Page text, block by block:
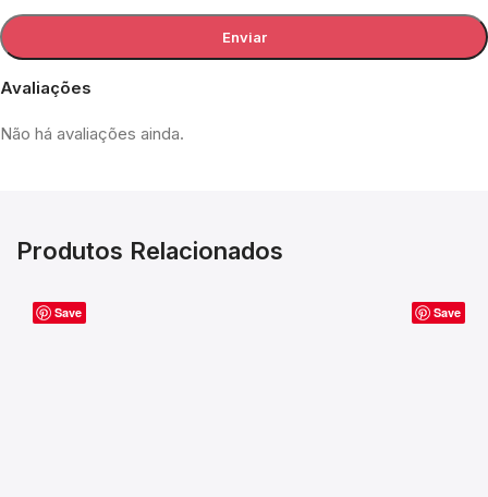
Avaliações
Não há avaliações ainda.
Produtos Relacionados
Save Save